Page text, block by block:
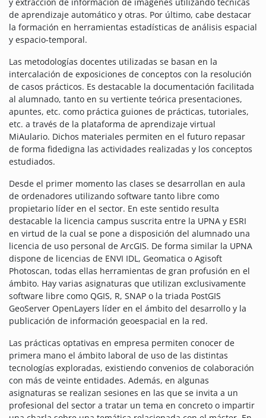
de aprendizaje automático y otras. Por último, cabe destacar
la formación en herramientas estadísticas de análisis espacial
y espacio-temporal.
Las metodologías docentes utilizadas se basan en la
intercalación de exposiciones de conceptos con la resolución
de casos prácticos. Es destacable la documentación facilitada
al alumnado, tanto en su vertiente teórica presentaciones,
apuntes, etc. como práctica guiones de prácticas, tutoriales,
etc. a través de la plataforma de aprendizaje virtual
MiAulario. Dichos materiales permiten en el futuro repasar
de forma fidedigna las actividades realizadas y los conceptos
estudiados.
Desde el primer momento las clases se desarrollan en aula
de ordenadores utilizando software tanto libre como
propietario líder en el sector. En este sentido resulta
destacable la licencia campus suscrita entre la UPNA y ESRI
en virtud de la cual se pone a disposición del alumnado una
licencia de uso personal de ArcGIS. De forma similar la UPNA
dispone de licencias de ENVI IDL, Geomatica o Agisoft
Photoscan, todas ellas herramientas de gran profusión en el
ámbito. Hay varias asignaturas que utilizan exclusivamente
software libre como QGIS, R, SNAP o la triada PostGIS
GeoServer OpenLayers líder en el ámbito del desarrollo y la
publicación de información geoespacial en la red.
Las prácticas optativas en empresa permiten conocer de
primera mano el ámbito laboral de uso de las distintas
tecnologías exploradas, existiendo convenios de colaboración
con más de veinte entidades. Además, en algunas
asignaturas se realizan sesiones en las que se invita a un
profesional del sector a tratar un tema en concreto o impartir